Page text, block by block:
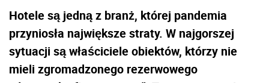
Hotele są jedną z branż, której pandemia
przyniosła największe straty. W najgorszej
sytuacji są właściciele obiektów, którzy nie
mieli zgromadzonego rezerwowego